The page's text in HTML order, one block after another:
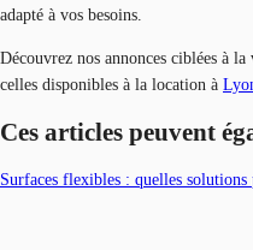
adapté à vos besoins.
Découvrez nos annonces ciblées à la
celles disponibles à la location à
Ces articles peuvent
Surfaces flexibles : quelles